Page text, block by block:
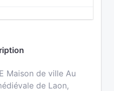
Maison de ville Au
de Laon,